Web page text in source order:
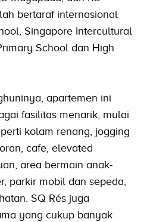
bertaraf internasional
Singapore Intercultural
School dan High
apartemen ini
fasilitas menarik, mulai
kolam renang, jogging
cafe, elevated
area bermain anak-
parkir mobil dan sepeda,
SQ Rés juga
yang cukup banyak